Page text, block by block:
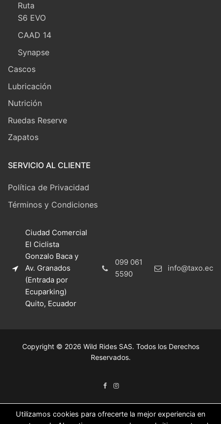
Ruta
S6 EVO
CAAD 14
Synapse
Cascos
Lubricación
Nutrición
Ruedas Reserve
Zapatos
SERVICIO AL CLIENTE
Política de Privacidad
Términos y Condiciones
Ciudad Comercial
El Ciclista
Gonzalo Baca y
Av. Granados
(Entrada por
Ecuparking)
Quito, Ecuador
099 061
5590
info@taxo.ec
Copyright © 2026 Wild Rides SAS. Todos los Derechos
Reservados.
Utilizamos cookies para ofrecerte la mejor experiencia en